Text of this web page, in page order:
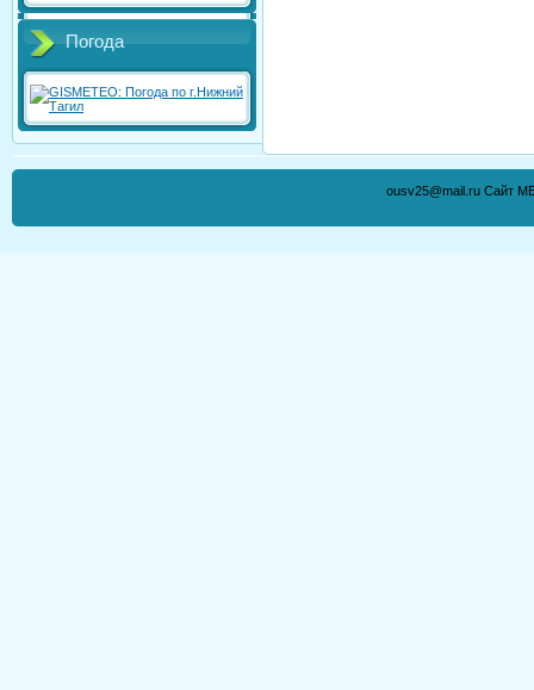
Погода
ousv25@mail.ru Сайт